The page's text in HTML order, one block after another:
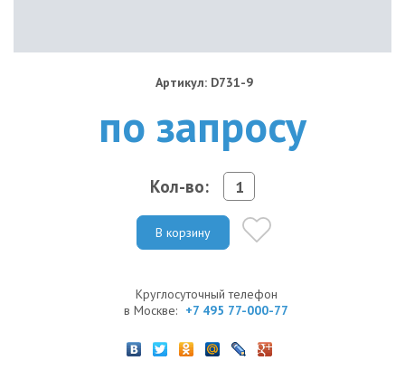
Артикул: D731-9
по запросу
Кол-во:
В корзину
Круглосуточный телефон
в Москве: +7 495 77-000-77